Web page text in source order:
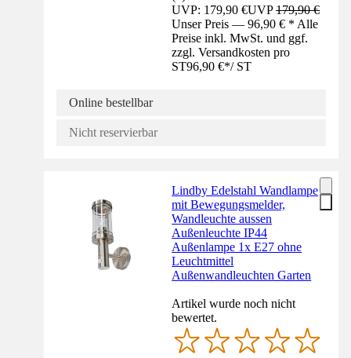
UVP: 179,90 €UVP179,90 €
Unser Preis — 96,90 € * Alle
Preise inkl. MwSt. und ggf.
zzgl. Versandkosten pro
ST96,90 €*/ ST
Online bestellbar
Nicht reservierbar
Lindby Edelstahl Wandlampe
mit Bewegungsmelder,
Wandleuchte aussen
Außenleuchte IP44
Außenlampe 1x E27 ohne
Leuchtmittel
Außenwandleuchten Garten
Artikel wurde noch nicht
bewertet.